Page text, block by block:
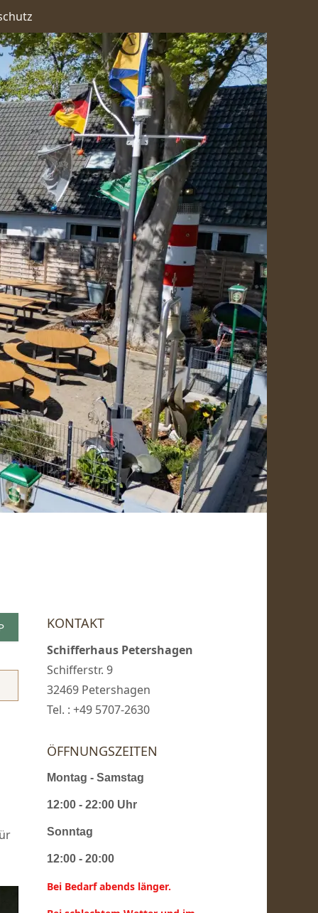
KONTAKT
Schifferhaus Petershagen
Schifferstr. 9
32469 Petershagen
Tel. : +49 5707-2630
ÖFFNUNGSZEITEN
Montag - Samstag
12:00 - 22:00 Uhr
Sonntag
12:00 - 20:00
Bei Bedarf abends länger.